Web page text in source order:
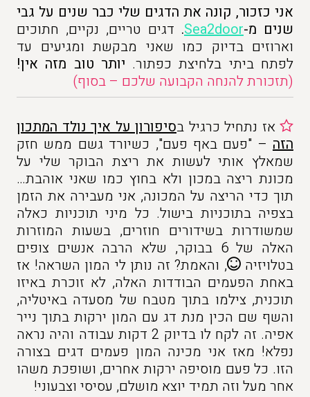
אני כזכור, קונה את הדגים שלי כבר שנים על גבי
שנים מ-Sea2door
. דגים טריים, נקיים, חתוכים
וארוזים בדיוק כמו שאני מבקשת ומגיעים עד
לפתח ביתי בלחיצת כפתור. יותר טוב מזה אין!
(תזכורת להנחה הקבועה שלכם – בסוף)
אז נתחיל כרגיל בסיפורון על איך נולד המתכון
הזה – "פעם באף פעם", כשיורד גשם ממש חזק
שמאלץ אותי לעשות את ריצת הבוקר שלי על
מכונת ריצה במכון ולא בחוץ כמו שאני אוהבת…
תוך כדי הריצה על המכונה, אני מעבירה את הזמן
בצפיה בתוכניות בישול. כל מיני תוכניות כאלה
שמשודרות בשידורים חוזרים, בשעות המוזרות
האלה של 6 בבוקר, שלא הרבה אנשים צופים
בטלויזיה
, והאמת? זה נותן לי המון השראה! אז
באחת הפעמים הבודדות האלה, לא זוכרת באיזו
תוכנית, צילמו בתוך מטבח של מסעדה באיטליה,
והשף שם הכין מנת דג עם המון ירקות בתוך נייר
אפיה. זה לקח לו בדיוק 2 דקות עבודה והיה נראה
נפלא! מאז אני מכינה המון פעמים דגים בצורה
הזו. כל פעם מוסיפה ירקות אחרים, ושופכת משהו
אחר מעל וזה תמיד יוצא מושלם, עסיסי וצבעוני!